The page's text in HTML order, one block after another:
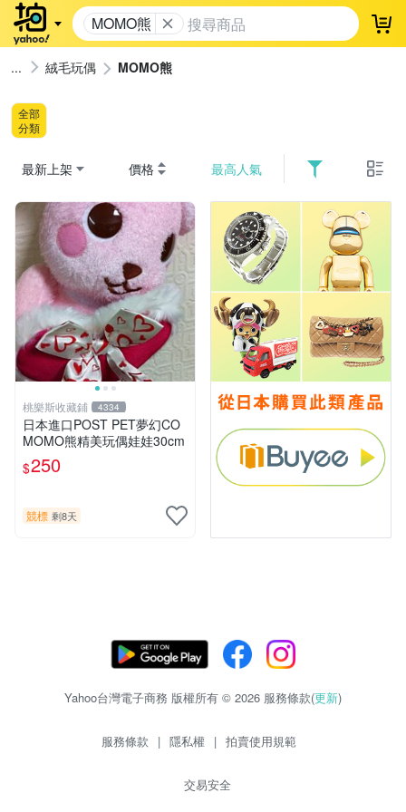
MOMO熊 登
絨毛玩偶 MOMO熊
全部
分類
最新上架 價格 最高人氣
桃樂斯收藏鋪 4334
日本進口POST PET夢幻CO
MOMO熊精美玩偶娃娃30cm
$250
競標 剩8天
Yahoo台灣電子商務 版權所有 © 2026 服務條款(更新)
服務條款 | 隱私權 | 拍賣使用規範
交易安全